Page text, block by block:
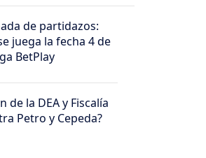
de partidazos:
juega la fecha 4 de
BetPlay
de la DEA y Fiscalía
Petro y Cepeda?